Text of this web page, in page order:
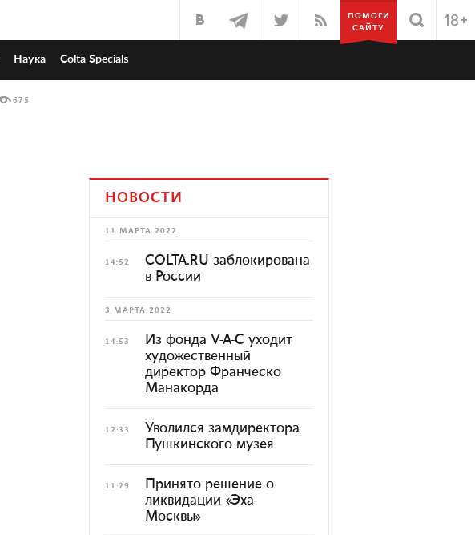
ПОМОГИ
САЙТУ
Наука Colta Specials
675
НОВОСТИ
11 МАРТА 2022
14:52
COLTA.RU заблокирована
в России
3 МАРТА 2022
14:53
Из фонда V-A-C уходит
художественный
директор Франческо
Манакорда
12:33
Уволился замдиректора
Пушкинского музея
11:29
Принято решение о
ликвидации «Эха
Москвы»